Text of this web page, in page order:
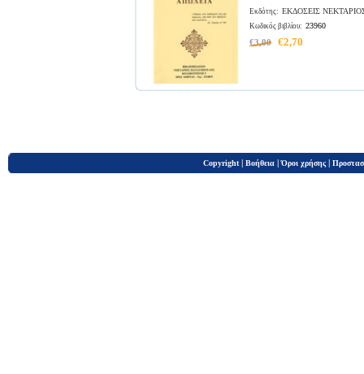
Εκδότης: ΕΚΔΟΣΕΙΣ
Κωδικός βιβλίου: 23960
€3,00 €2,70
Copyright | Βοήθεια |Όροι χρήσης |